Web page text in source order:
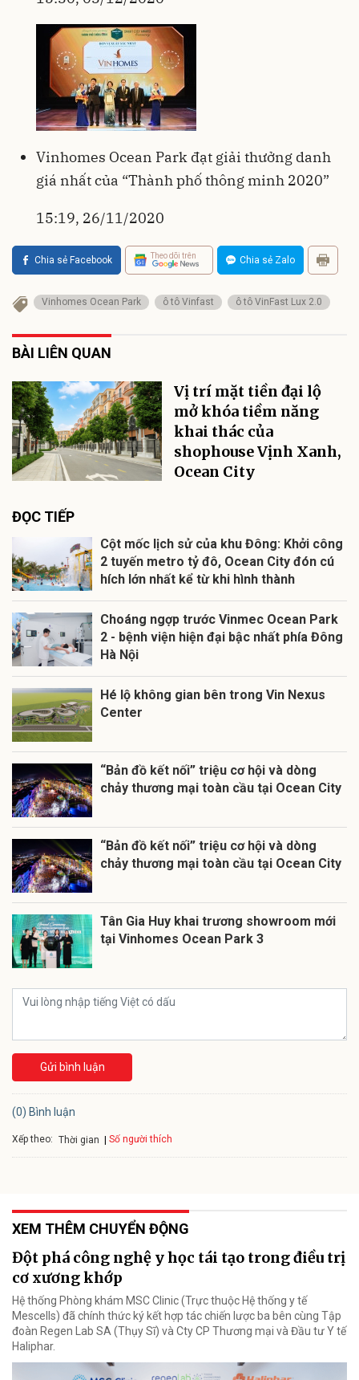
Vinhomes Ocean Park đạt giải thưởng danh
giá nhất của “Thành phố thông minh 2020”
15:19, 26/11/2020
Chia sẻ Facebook Theo dõi trên Chia sẻ Zalo
Vinhomes Ocean Park ô tô Vinfast ô tô VinFast Lux 2.0
BÀI LIÊN QUAN
Vị trí mặt tiền đại lộ
mở khóa tiềm năng
khai thác của
shophouse Vịnh Xanh,
Ocean City
ĐỌC TIẾP
Cột mốc lịch sử của khu Đông: Khởi công
2 tuyến metro tỷ đô, Ocean City đón cú
hích lớn nhất kể từ khi hình thành
Choáng ngợp trước Vinmec Ocean Park
2 - bệnh viện hiện đại bậc nhất phía Đông
Hà Nội
Hé lộ không gian bên trong Vin Nexus
Center
“Bản đồ kết nối” triệu cơ hội và dòng
chảy thương mại toàn cầu tại Ocean City
“Bản đồ kết nối” triệu cơ hội và dòng
chảy thương mại toàn cầu tại Ocean City
Tân Gia Huy khai trương showroom mới
tại Vinhomes Ocean Park 3
Gửi bình luận
(0) Bình luận
Xếp theo: Thời gian Số người thích
XEM THÊM CHUYỂN ĐỘNG
Đột phá công nghệ y học tái tạo trong điều trị
cơ xương khớp
Hệ thống Phòng khám MSC Clinic (Trực thuộc Hệ thống y tế
Mescells) đã chính thức ký kết hợp tác chiến lược ba bên cùng Tập
đoàn Regen Lab SA (Thụy Sĩ) và Cty CP Thương mại và Đầu tư Y tế
Haliphar.